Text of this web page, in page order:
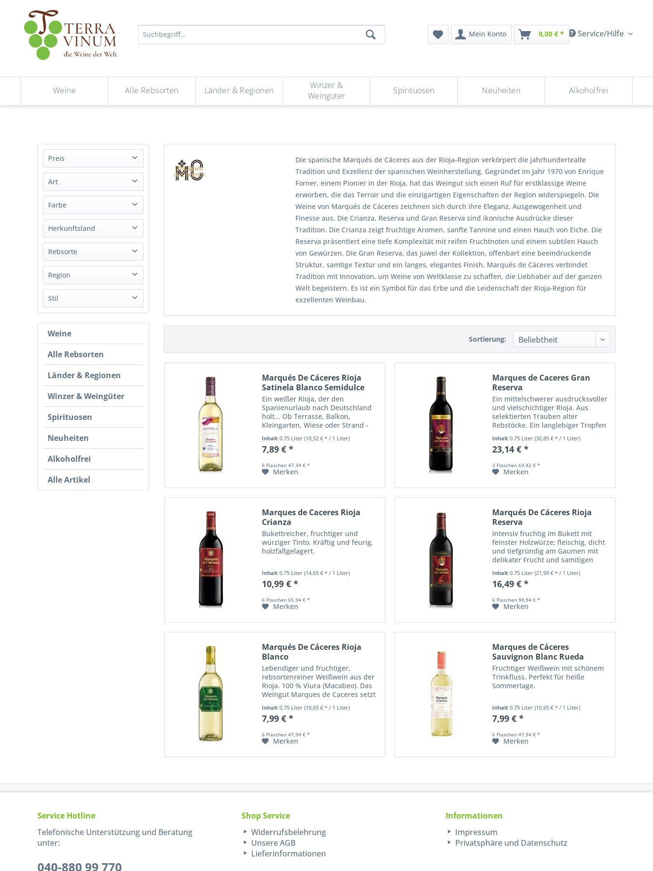
Service/Hilfe
Mein Konto 0,00 € *
Weine Alle Rebsorten Länder & Regionen
Winzer &
Weingüter
Spirituosen Neuheiten Alkoholfrei
Preis
von7,20 €bis22,95 €
Art
Wein
Farbe
Weiß
Rot
Herkunftsland
Spanien
Rebsorte
Garnacha
Graciano
Sauvignon Blanc
Tempranillo
Viura
Region
Rueda
Stil
Trocken
Weine
Alle Rebsorten
Länder & Regionen
Winzer & Weingüter
Spirituosen
Neuheiten
Alkoholfrei
Alle Artikel
Die spanische Marqués de Cáceres aus der Rioja-Region verkörpert die jahrhundertealte
Tradition und Exzellenz der spanischen Weinherstellung. Gegründet im Jahr 1970 von Enrique
Forner, einem Pionier in der Rioja, hat das Weingut sich einen Ruf für erstklassige Weine
erworben, die das Terroir und die einzigartigen Eigenschaften der Region widerspiegeln. Die
Weine von Marqués de Cáceres zeichnen sich durch ihre Eleganz, Ausgewogenheit und
Finesse aus. Die Crianza, Reserva und Gran Reserva sind ikonische Ausdrücke dieser
Tradition. Die Crianza zeigt fruchtige Aromen, sanfte Tannine und einen Hauch von Eiche. Die
Reserva präsentiert eine tiefe Komplexität mit reifen Fruchtnoten und einem subtilen Hauch
von Gewürzen. Die Gran Reserva, das Juwel der Kollektion, offenbart eine beeindruckende
Struktur, samtige Textur und ein langes, elegantes Finish. Marqués de Cáceres verbindet
Tradition mit Innovation, um Weine von Weltklasse zu schaffen, die Liebhaber auf der ganzen
Welt begeistern. Es ist ein Symbol für das Erbe und die Leidenschaft der Rioja-Region für
exzellenten Weinbau.
Sortierung:
Marqués De Cáceres Rioja
Satinela Blanco Semidulce
Ein weißer Rioja, der den
Spanienurlaub nach Deutschland
holt... Ob Terrasse, Balkon,
Kleingarten, Wiese oder Strand -
der feinnuancierte Duft nach
frischem Obst, die dezente Säure
und der halbtrockene Ausbau
Inhalt 0.75 Liter (10,52 € * / 1 Liter)
7,89 € *
6 Flaschen 47,34 € *
Merken
Marques de Caceres Gran
Reserva
Ein mittelschwerer ausdrucksvoller
und vielschichtiger Rioja. Aus
selektierten Trauben alter
Rebstöcke. Ein langlebiger Tropfen
aus Tempranillo, Garnacha und
Graciano Trauben. Intensive, tiefe
purpurrote Farbe. Wunderbar
Inhalt 0.75 Liter (30,85 € * / 1 Liter)
23,14 € *
3 Flaschen 69,42 € *
Merken
Marques de Caceres Rioja
Crianza
Bukettreicher, fruchtiger und
würziger Tinto. Kräftig und feurig,
holzfaßgelagert.
Inhalt 0.75 Liter (14,65 € * / 1 Liter)
10,99 € *
6 Flaschen 65,94 € *
Merken
Marqués De Cáceres Rioja
Reserva
Intensiv fruchtig im Bukett mit
feinster Holzwürze; fleischig, dicht
und tiefgründig am Gaumen mit
delikater Frucht und samitigen
Tanninen. Sehr nachhaltig mit viel
Schmelz und wunderbar
ausgeglichen.
Inhalt 0.75 Liter (21,99 € * / 1 Liter)
16,49 € *
6 Flaschen 98,94 € *
Merken
Marqués De Cáceres Rioja
Blanco
Lebendiger und fruchtiger,
rebsortenreiner Weißwein aus der
Rioja. 100 % Viura (Macabeo). Das
Weingut Marques de Caceres setzt
traditionell Maßstäbe im
Qualitätsbereich. Die Rotweine
liegen in der Regel länger im
Inhalt 0.75 Liter (10,65 € * / 1 Liter)
7,99 € *
6 Flaschen 47,94 € *
Merken
Marques de Cáceres
Sauvignon Blanc Rueda
Fruchtiger Weißwein mit schönem
Trinkfluss. Perfekt für heiße
Sommertage.
Inhalt 0.75 Liter (10,65 € * / 1 Liter)
7,99 € *
6 Flaschen 47,94 € *
Merken
Service Hotline
Telefonische Unterstützung und Beratung
unter:
040-880 99 770
Shop Service
Widerrufsbelehrung
Unsere AGB
Lieferinformationen
Informationen
Impressum
Privatsphäre und Datenschutz